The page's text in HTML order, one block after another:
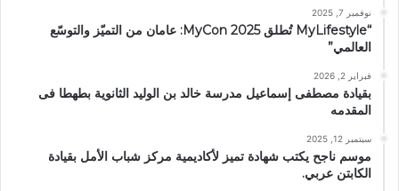
نوفمبر 7, 2025
“MyLifestyle تُطلق MyCon 2025: عامان من التميّز والتوسّع
العالمي”
فبراير 2, 2026
بقيادة مصطفى إسماعيل مدرسة خالد بن الوليد الثانوية بطهطا فى
المقدمه
سبتمبر 12, 2025
موسم ناجح يكتب شهادة تميز لأكاديمية مركز شباب الأمل بقيادة
الكابتن عربي.